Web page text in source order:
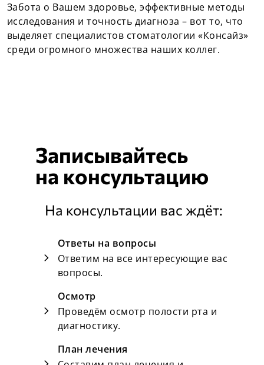
Забота о Вашем здоровье, эффективные методы
исследования и точность диагноза – вот то, что
выделяет специалистов стоматологии «Консайз»
среди огромного множества наших коллег.
Записывайтесь
на консультацию
На консультации вас ждёт:
chevron_right
Ответы на вопросы
Ответим на все интересующие вас
вопросы.
chevron_right
Осмотр
Проведём осмотр полости рта и
диагностику.
План лечения